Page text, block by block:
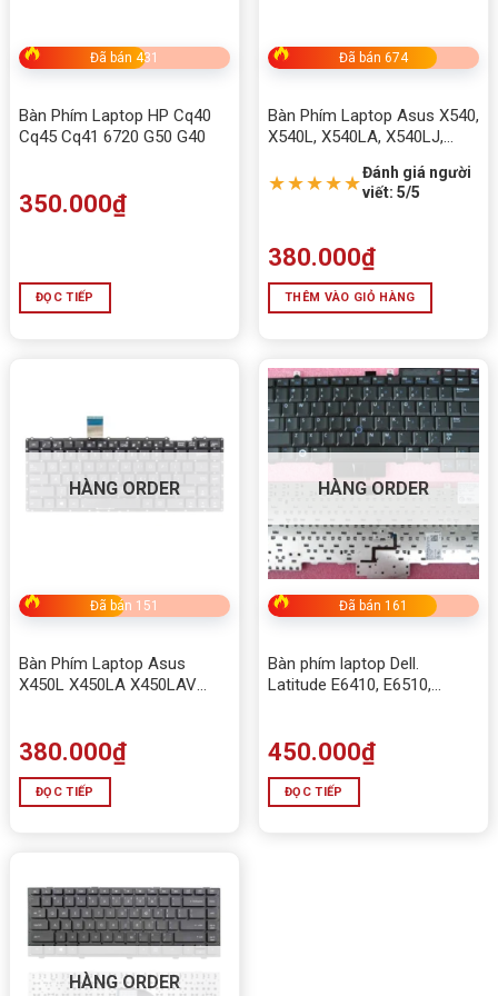
Đã bán 431
Bàn Phím Laptop HP Cq40
Cq45 Cq41 6720 G50 G40
350.000₫
ĐỌC TIẾP
Đã bán 674
Bàn Phím Laptop Asus X540,
X540L, X540LA, X540LJ,
★★★★★Đánh giá người
viết: 5/5
380.000₫
THÊM VÀO GIỎ HÀNG
HÀNG ORDER
Đã bán 151
Bàn Phím Laptop Asus
X450L X450LA X450LAV
380.000₫
ĐỌC TIẾP
HÀNG ORDER
Đã bán 161
Bàn phím laptop Dell.
Latitude E6410, E6510,
450.000₫
ĐỌC TIẾP
HÀNG ORDER